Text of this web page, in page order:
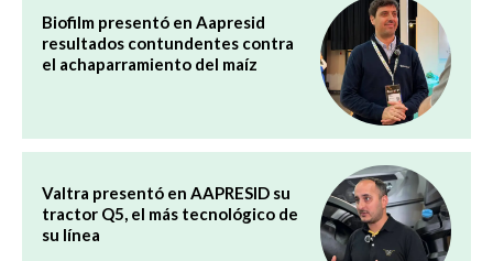
Biofilm presentó en Aapresid
resultados contundentes contra
el achaparramiento del maíz
Valtra presentó en AAPRESID su
tractor Q5, el más tecnológico de
su línea